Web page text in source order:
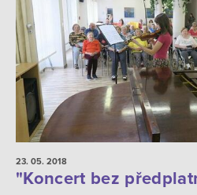
23. 05. 2018
"Koncert bez